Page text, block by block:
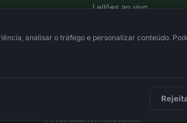
Leilões ao vivo
PrivacidadeTermosCookies
analisar o tráfego e personalizar conteúdo.